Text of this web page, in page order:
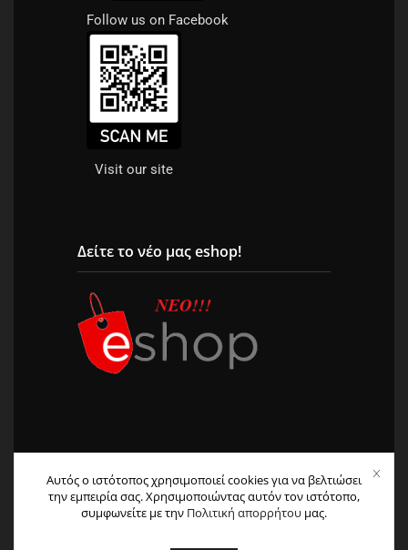
Follow us on Facebook
Visit our site
Δείτε το νέο μας eshop!
© 2004 – 2026 All Rights Reserved. | Φιλοξενία &
ΚατασκευήHostPlus LTD
Αυτός ο ιστότοπος χρησιμοποιεί cookies για να βελτιώσει
την εμπειρία σας. Χρησιμοποιώντας αυτόν τον ιστότοπο,
συμφωνείτε με την Πολιτική απορρήτου μας.